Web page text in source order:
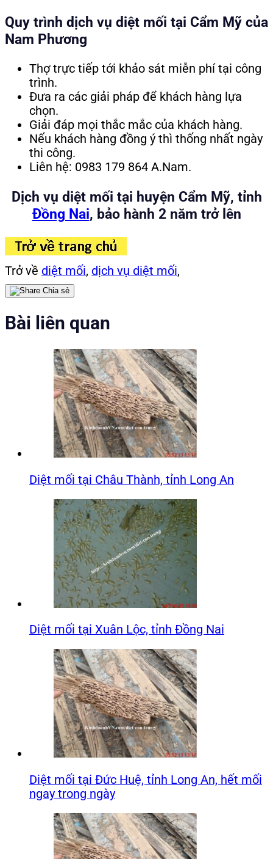
Quy trình dịch vụ diệt mối tại Cẩm Mỹ của
Nam Phương
Thợ trực tiếp tới khảo sát miễn phí tại công
trình.
Đưa ra các giải pháp để khách hàng lựa
chọn.
Giải đáp mọi thắc mắc của khách hàng.
Nếu khách hàng đồng ý thì thống nhất ngày
thi công.
Liên hệ: 0983 179 864 A.Nam.
Dịch vụ diệt mối tại huyện Cẩm Mỹ, tỉnh
Đồng Nai, bảo hành 2 năm trở lên
Trở về diệt mối, dịch vụ diệt mối,
Chia sẻ
Bài liên quan
Diệt mối tại Châu Thành, tỉnh Long An
Diệt mối tại Xuân Lộc, tỉnh Đồng Nai
Diệt mối tại Đức Huệ, tỉnh Long An, hết mối
ngay trong ngày